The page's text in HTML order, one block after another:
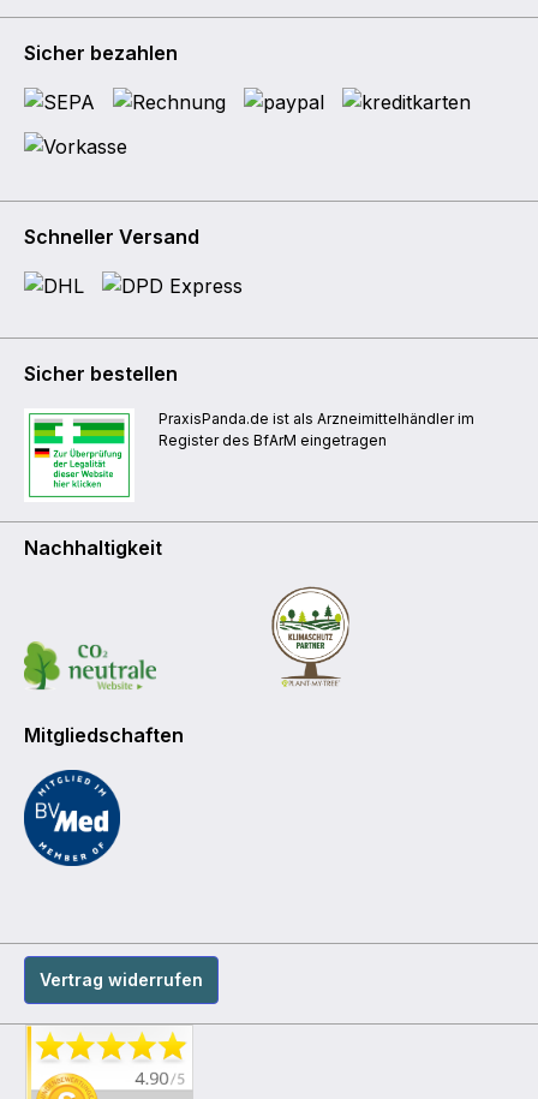
Sicher bezahlen
Schneller Versand
Sicher bestellen
PraxisPanda.de ist als Arzneimittelhändler im
Register des BfArM eingetragen
Nachhaltigkeit
Mitgliedschaften
Vertrag widerrufen